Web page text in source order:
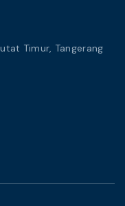
Timur, Tangerang